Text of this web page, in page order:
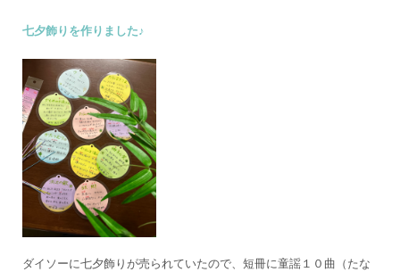
七夕飾りを作りました♪
ダイソーに七夕飾りが売られていたので、短冊に童謡１０曲（たな